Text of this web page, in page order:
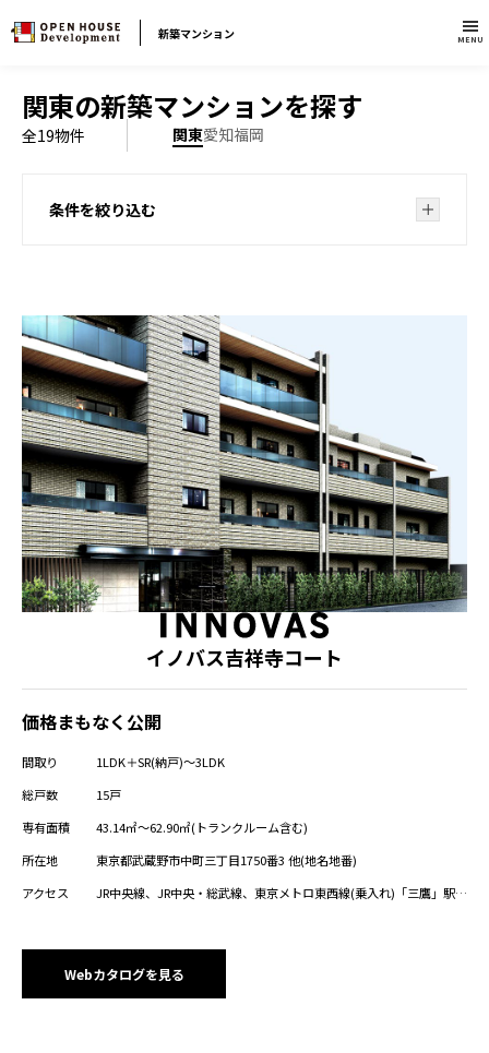
新築マンション MENU
関東の新築マンションを探す
全19物件 関東愛知福岡
条件を絞り込む
特集から探す
駅徒歩5分以内
投資にも適した物件
これから販売予定の物件
プレミアムコンパクトプランのある物件
広々ファミリープランのある物件
エリアで絞り込む
東京23区・都心（千代田区・中央区・港区・文京区・
新宿区・渋谷区）
東京23区・城南（世田谷区・目黒区・品川区・大田
区）
東京23区・城西（杉並区・中野区・練馬区）
東京23区・城東
都下
神奈川県
埼玉県
間取りで絞り込む
1LDK
2LDK
19件の物件を表示
すべてクリア
イノバス吉祥寺コート
価格まもなく公開
間取り
1LDK＋SR(納戸)～3LDK
総戸数
15戸
専有面積
43.14㎡～62.90㎡(トランクルーム含む)
所在地
東京都武蔵野市中町三丁目1750番3 他(地名地番)
アクセス
JR中央線、JR中央・総武線、東京メトロ東西線(乗入れ)「三鷹」駅
徒歩3分の「北町四丁目」バス停から「吉祥寺駅北口」バス停まで約
9分
Webカタログを見る